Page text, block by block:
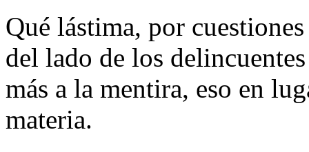
Qué lástima, por
del lado de los
más a la mentira, eso en
materia.